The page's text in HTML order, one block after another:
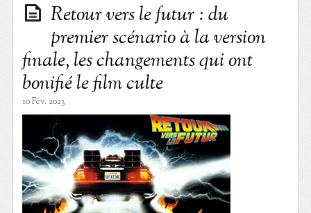
Retour vers le futur : du
premier scénario à la version
finale, les changements qui ont
bonifié le film culte
10 Fév. 2023